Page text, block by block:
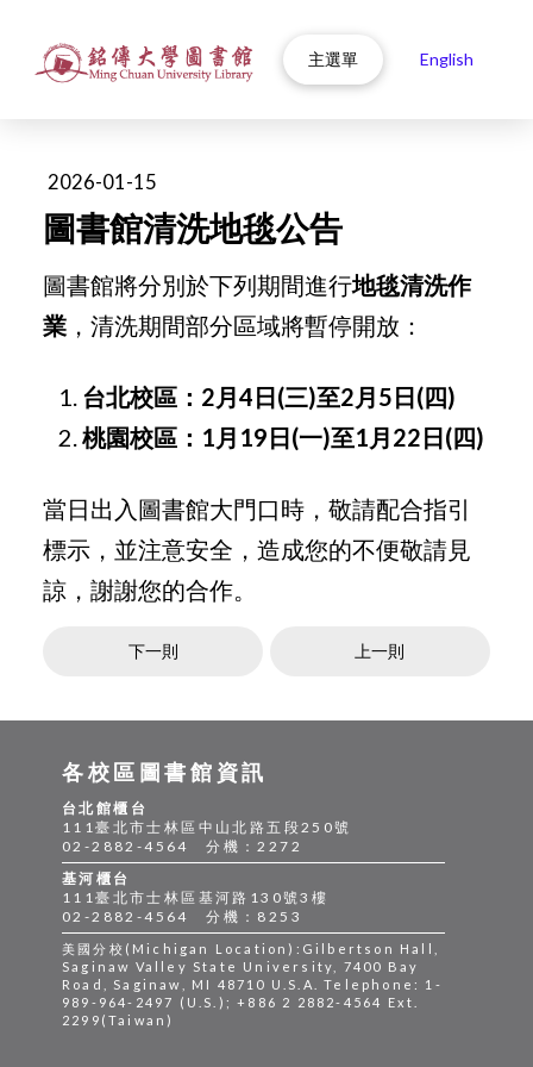
主選單 English
2026-01-15
圖書館清洗地毯公告
圖書館將分別於下列期間進行地毯清洗作
業 ，清洗期間部分區域將暫停開放：
台北校區：2月4日(三)至2月5日(四)
桃園校區：1月19日(一)至1月22日(四)
當日出入圖書館大門口時，敬請配合指引
標示，並注意安全，造成您的不便敬請見
諒，謝謝您的合作。
下一則 上一則
各校區圖書館資訊
台北館櫃台
111臺北市士林區中山北路五段250號
02-2882-4564 分機：2272
基河櫃台
111臺北市士林區基河路130號3樓
02-2882-4564 分機：8253
美國分校(Michigan Location):Gilbertson Hall,
Saginaw Valley State University, 7400 Bay
Road, Saginaw, MI 48710 U.S.A. Telephone: 1-
989-964-2497 (U.S.); +886 2 2882-4564 Ext.
2299(Taiwan)